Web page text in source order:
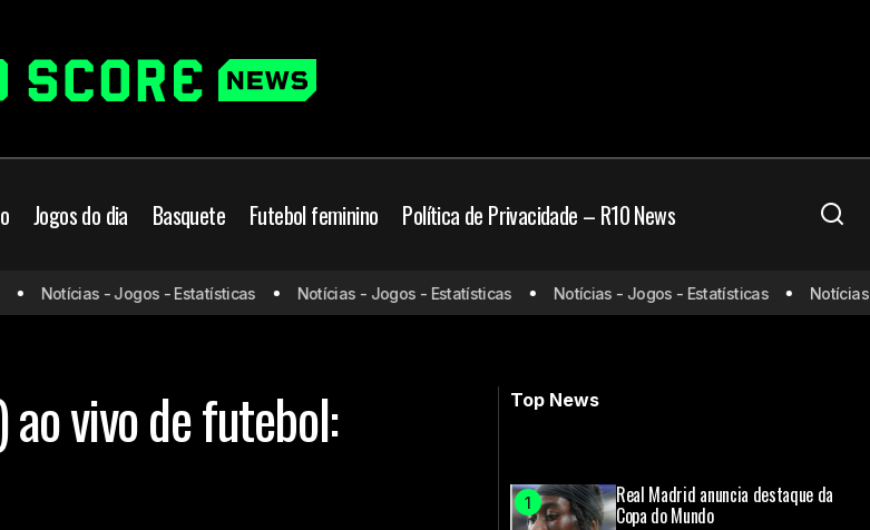
Jogos do dia Basquete Futebol feminino Política de Privacidade – R10 News
de hoje (30/05/26) ao vivo de futebol: onde assistir e horário
Real Madrid é o clube mais valioso do
mundo; finalistas da Champions
League aparecem no top 10
Notícias - Jogos - Estatísticas Notícias - Jogos - Estatísticas Notícias - Jogos - Estatísticas Notícias -
vivo de futebol:
Top News
Real Madrid anuncia destaque da
Copa do Mundo